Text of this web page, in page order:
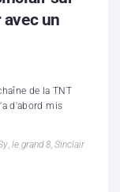
avec un
de la TNT
d'abord mis
, le grand 8, Sinclair